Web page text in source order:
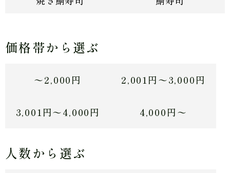
価格帯から選ぶ
〜2,000円 2,001円〜3,000円
3,001円〜4,000円 4,000円〜
人数から選ぶ